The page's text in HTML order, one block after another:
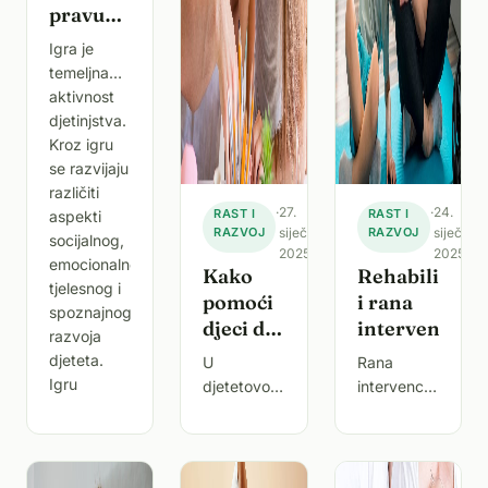
pravu
igračku
za
dijete?
Igra je
temeljna
aktivnost
djetinjstva.
Kroz igru
se razvijaju
različiti
aspekti
socijalnog,
emocionalnog,
tjelesnog i
spoznajnog
razvoja
djeteta.
Igru
RAST I
RAZVOJ
·27.
siječnja
2025.
Kako
pomoći
djeci da
se nose
sa
–
Smjernice
U
djetetovom
što
odraslima
izgleda
RAST I
RAZVOJ
·24.
siječnja
2025.
i rana
intervencija
Rana
intervencija
s
teškoćama